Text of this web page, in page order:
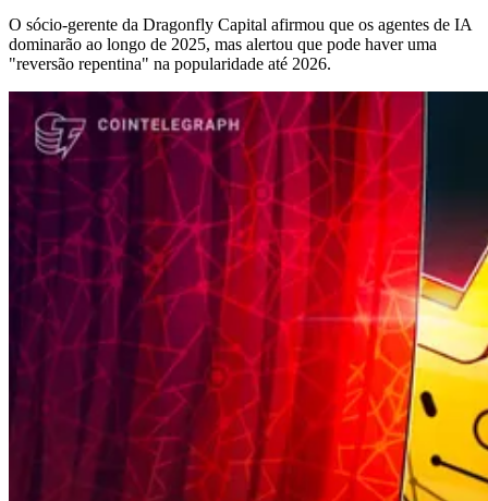
O sócio-gerente da Dragonfly Capital afirmou que os agentes de IA
dominarão ao longo de 2025, mas alertou que pode haver uma
"reversão repentina" na popularidade até 2026.